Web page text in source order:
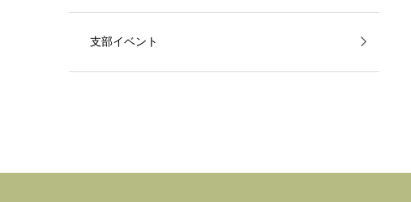
支部イベント